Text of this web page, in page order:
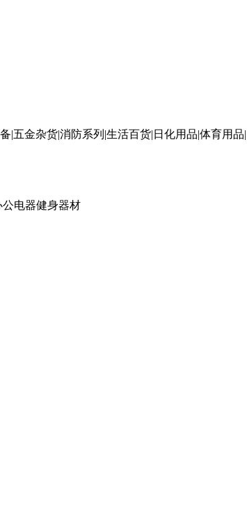
|五金杂货|消防系列|生活百货|日化用品|体育用品
公电器健身器材